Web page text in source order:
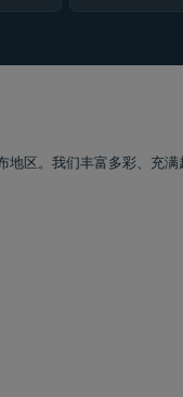
区。我们丰富多彩、充